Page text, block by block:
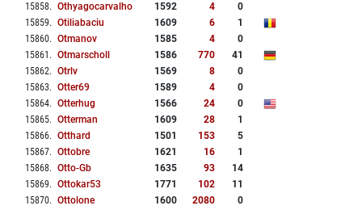
15858. Othyagocarvalho 1592 4
0
15859. Otiliabaciu 1609 6
1
15860. Otmanov 1585 4
0
15861 . Otmarscholl 1586 770
41
15862. Otrlv 1569 8
0
15863. Otter69 1589 4
0
15864. Otterhug 1566 24
0
15865. Otterman 1609 28
1
15866. Otthard 1501 153
5
15867. Ottobre 1621 16
1
15868. Otto-Gb 1635 93
14
15869. Ottokar53 1771 102
11
15870. Ottolone 1600 2080
0